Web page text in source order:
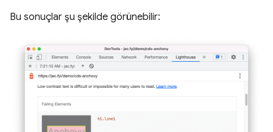
Bu sonuçlar şu şekilde görünebilir: